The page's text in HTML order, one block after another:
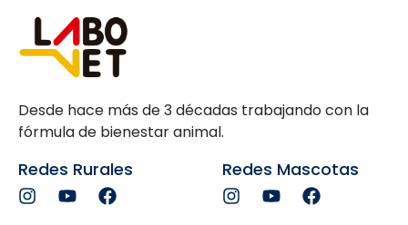
Desde hace más de 3 décadas trabajando con la
fórmula de bienestar animal.
Redes Rurales Redes Mascotas